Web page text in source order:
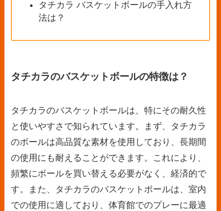
タチカラ バスケットボールの手入れ方
法は？
タチカラのバスケットボールの特徴は？
タチカラのバスケットボールは、特にその耐久性
と使いやすさで知られています。まず、タチカラ
のボールは高品質な素材を使用しており、長期間
の使用にも耐えることができます。これにより、
頻繁にボールを買い替える必要がなく、経済的で
す。また、タチカラのバスケットボールは、室内
での使用に適しており、体育館でのプレーに最適